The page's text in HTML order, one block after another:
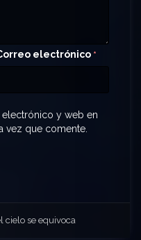
electrónico *
y web en
vez que comente.
cielo se equivoca